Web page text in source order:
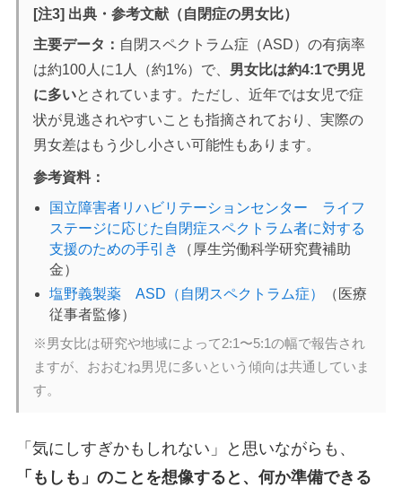
[注3] 出典・参考文献（自閉症の男女比）
主要データ： 自閉スペクトラム症（ASD）の有病率
は約100人に1人（約1%）で、 男女比は約4:1で男児
に多いとされています。ただし、近年では女児で症
状が見逃されやすいことも指摘されており、実際の
男女差はもう少し小さい可能性もあります。
参考資料：
国立障害者リハビリテーションセンター ライフ
ステージに応じた自閉症スペクトラム者に対する
支援のための手引き
（厚生労働科学研究費補助
金）
塩野義製薬 ASD（自閉スペクトラム症）
（医療
従事者監修）
※男女比は研究や地域によって2:1〜5:1の幅で報告され
ますが、おおむね男児に多いという傾向は共通していま
す。
「気にしすぎかもしれない」と思いながらも、
「もしも」のことを想像すると、何か準備できる